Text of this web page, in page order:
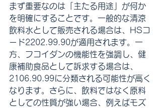
まず重要なのは「主たる用途」が何か
を明確にすることです。一般的な清涼
飲料水として販売される場合は、HSコ
ード2202.99.90が適用されます。一
方、フコイダンの機能性を強調し、健
康補助食品として訴求する場合は、
2106.90.99に分類される可能性が高く
なります。さらに、飲料ではなく原料
としての性質が強い場合、例えばモズ